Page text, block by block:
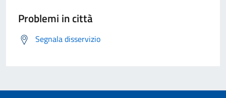
Problemi in città
Segnala disservizio